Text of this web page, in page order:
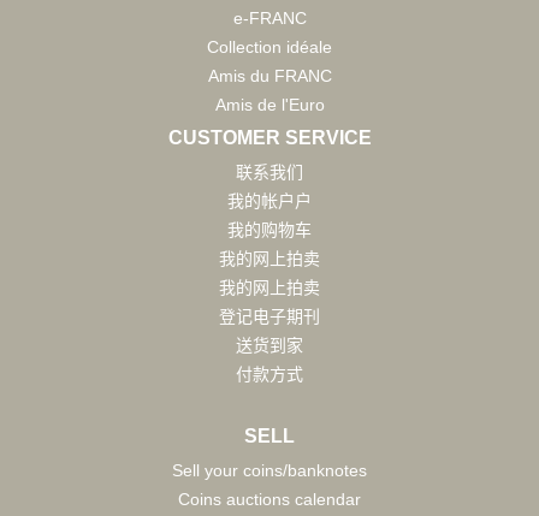
e-FRANC
Collection idéale
Amis du FRANC
Amis de l'Euro
CUSTOMER SERVICE
联系我们
我的帐户户
我的购物车
我的网上拍卖
我的网上拍卖
登记电子期刊
送货到家
付款方式
SELL
Sell your coins/banknotes
Coins auctions calendar